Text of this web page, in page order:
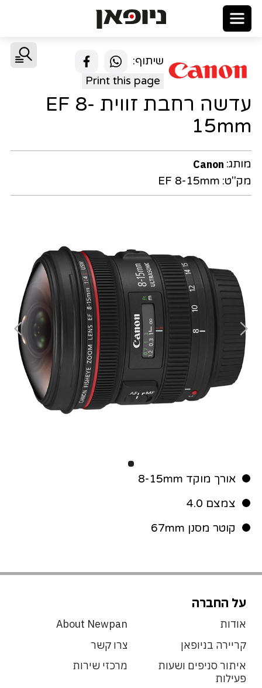
שיתוף:
Print this page
עדשה רחבת זווית EF 8-
15mm
מותג: Canon
מק"ט: EF 8-15mm
אורך מוקד 8-15mm
צמצם 4.0
קוטר מסנן 67mm
על החברה
אודות
About Newpan
קריירה בניופאן
צרו קשר
איתור סניפים ושעות
פעילות
מרכזי שירות